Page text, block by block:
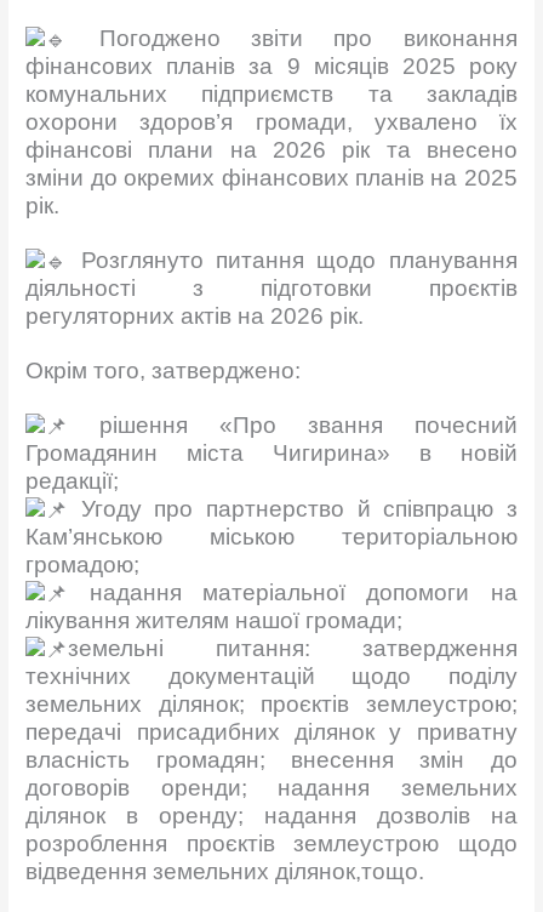
Погоджено звіти про виконання
фінансових планів за 9 місяців 2025 року
комунальних підприємств та закладів
охорони здоров’я громади, ухвалено їх
фінансові плани на 2026 рік та внесено
зміни до окремих фінансових планів на 2025
рік.
Розглянуто питання щодо планування
діяльності з підготовки проєктів
регуляторних актів на 2026 рік.
Окрім того, затверджено:
рішення «Про звання почесний
Громадянин міста Чигирина» в новій
редакції;
Угоду про партнерство й співпрацю з
Кам’янською міською територіальною
громадою;
надання матеріальної допомоги на
лікування жителям нашої громади;
земельні питання: затвердження
технічних документацій щодо поділу
земельних ділянок; проєктів землеустрою;
передачі присадибних ділянок у приватну
власність громадян; внесення змін до
договорів оренди; надання земельних
ділянок в оренду; надання дозволів на
розроблення проєктів землеустрою щодо
відведення земельних ділянок,тощо.